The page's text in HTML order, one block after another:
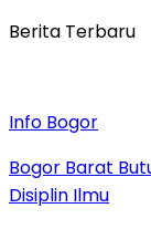
Berita Terbaru
Info Bogor
Bogor Barat
Disiplin Ilmu